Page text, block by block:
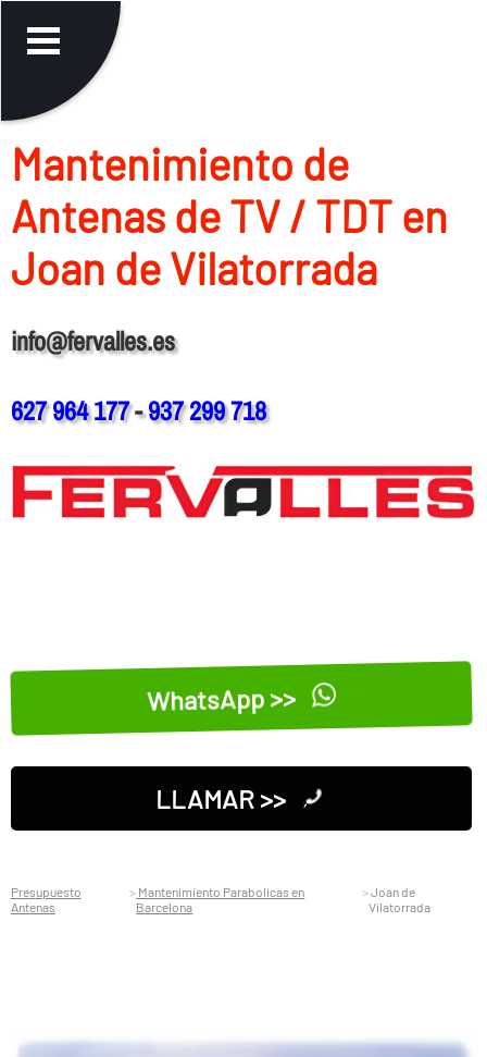
Mantenimiento de
Antenas de TV / TDT en
Joan de Vilatorrada
info@fervalles.es
627 964 177-937 299 718
WhatsApp >>
LLAMAR >>
Presupuesto
Antenas
Mantenimiento Parabolicas en
Barcelona
Joan de
Vilatorrada